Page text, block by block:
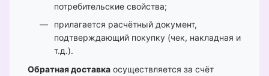
потребительские свойства;
прилагается расчётный документ,
подтверждающий покупку (чек, накладная и
т.д.).
Обратная доставка осуществляется за счёт